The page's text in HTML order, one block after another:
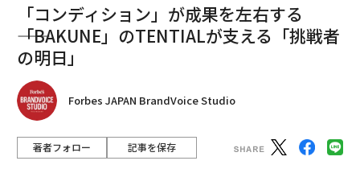
「コンディション」が成果を左右する
――「BAKUNE」のTENTIALが支える「挑戦者
の明日」
Forbes JAPAN BrandVoice Studio
著者フォロー 記事を保存